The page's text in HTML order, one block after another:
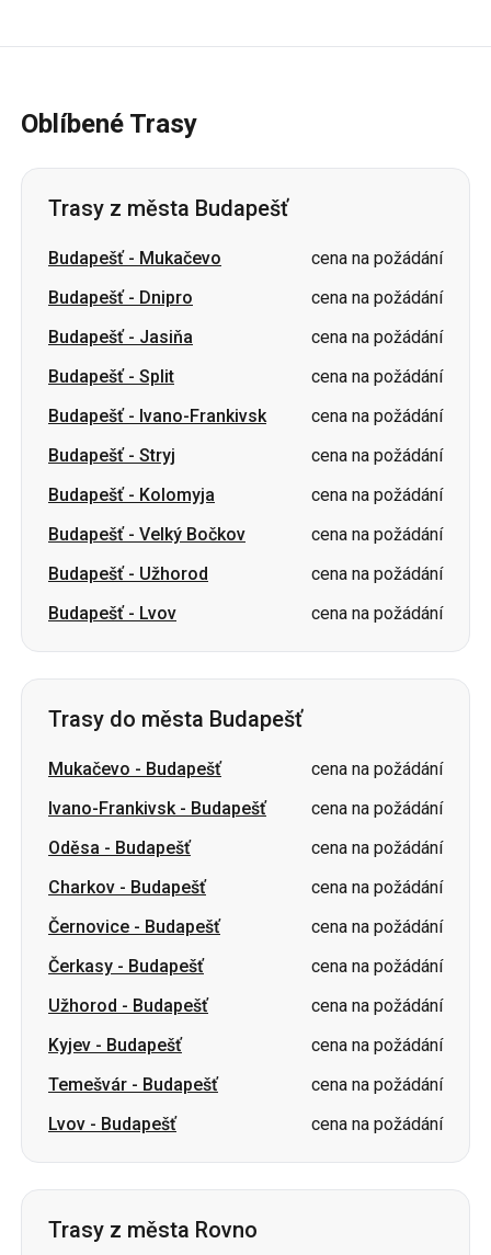
Mukačevo
Budapešť -Jasiňa
Budapešť-Split
cena na požádání
Budapešť-Ivano-Frankivsk
cena na požádání
Budapešť-Stryj
cena na požádání
Budapešť-Kolomyja
cena na požádání
Budapešť-Velký Bočkov
cena na požádání
Budapešť-Užhorod
cena na požádání
Budapešť-Lvov cena na požádání
Trasy do města Budapešť
Mukačevo-Budapešť
cena na požádání
Oděsa-Budapešť
Charkov-Budapešť
cena na požádání
Černovice-Budapešť
cena na požádání
Čerkasy-Budapešť
cena na požádání
Užhorod-Budapešť
cena na požádání
Kyjev-Budapešť
cena na požádání
Temešvár-Budapešť
cena na požádání
Lvov-Budapešť cena na požádání
Trasy z města Rovno
Rovno-Caričanka
cena na požádání
Rovno-Smila